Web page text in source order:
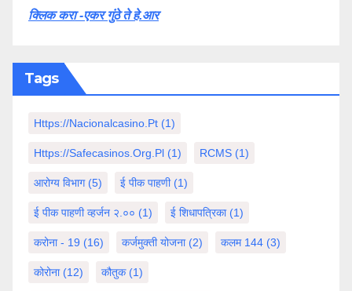
क्लिक करा -एकर गुंठे ते हे.आर
Tags
Https://nacionalcasino.pt (1)
Https://safecasinos.org.pl (1) RCMS (1)
आरोग्य विभाग(5) ई पीक पाहणी(1)
ई पीक पाहणी व्हर्जन २.०० (1) ई शिधापत्रिका(1)
करोना - 19 (16) कर्जमुक्ती योजना(2) कलम 144 (3)
कोरोना(12) कौतुक(1)